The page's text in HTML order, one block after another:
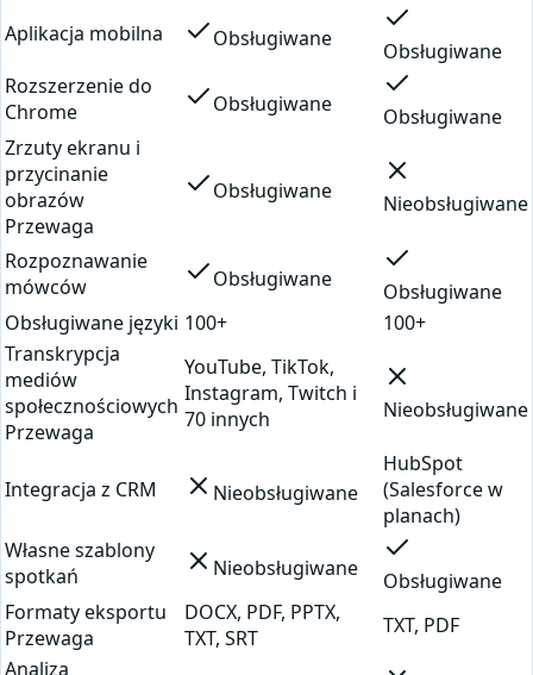
Aplikacja mobilna
Obsługiwane
Obsługiwane
Rozszerzenie do
Chrome
Obsługiwane
Obsługiwane
Zrzuty ekranu i
przycinanie
obrazów
Przewaga
Obsługiwane Nieobsługiwane
Rozpoznawanie
mówców
Obsługiwane
Obsługiwane
Obsługiwane języki 100+
100+
Transkrypcja
mediów
społecznościowych
Przewaga
YouTube, TikTok,
Instagram, Twitch i
70 innych
Nieobsługiwane
Integracja z CRM Nieobsługiwane
HubSpot
(Salesforce w
planach)
Własne szablony
spotkań
Nieobsługiwane
Obsługiwane
Formaty eksportu
Przewaga
DOCX, PDF, PPTX,
TXT, SRT
TXT, PDF
Analiza